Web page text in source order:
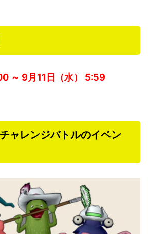
～ 9月11日（水） 5:59
ャレンジバトルのイベン